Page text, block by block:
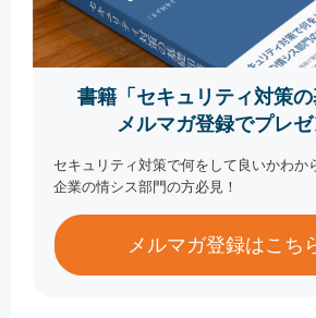
書籍「セキュリティ対策の
メルマガ登録でプレゼ
セキュリティ対策で何をして良いかわか
企業の情シス部門の方必見！
メルマガ登録はこち